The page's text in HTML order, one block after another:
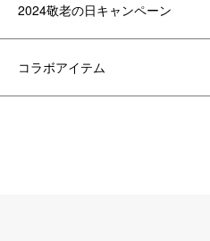
2024敬老の日キャンペーン
コラボアイテム